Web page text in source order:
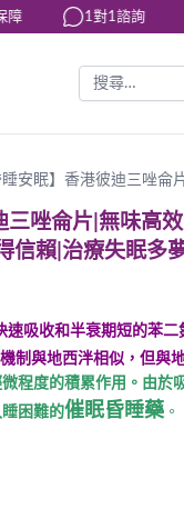
1對1諮詢
睡安眠】香港彼迪三唑侖
三唑侖片|無味高
信賴|治療失眠多
速吸收和半衰期短的苯二
制與地西泮相似，但與
程度的積累作用。由於
困難的催眠昏睡藥 。